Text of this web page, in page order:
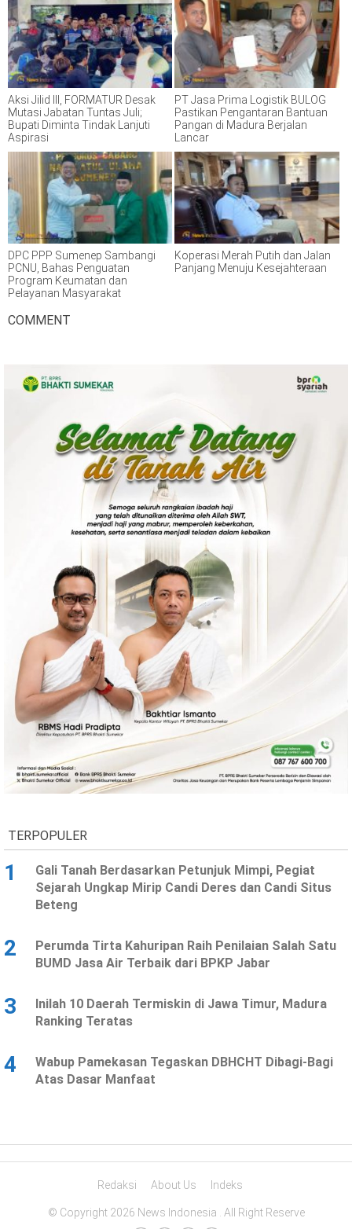
Aksi Jilid III, FORMATUR Desak
Mutasi Jabatan Tuntas Juli;
Bupati Diminta Tindak Lanjuti
Aspirasi
PT Jasa Prima Logistik BULOG
Pastikan Pengantaran Bantuan
Pangan di Madura Berjalan
Lancar
DPC PPP Sumenep Sambangi
PCNU, Bahas Penguatan
Program Keumatan dan
Pelayanan Masyarakat
Koperasi Merah Putih dan Jalan
Panjang Menuju Kesejahteraan
COMMENT
TERPOPULER
1
Gali Tanah Berdasarkan Petunjuk Mimpi, Pegiat
Sejarah Ungkap Mirip Candi Deres dan Candi Situs
Beteng
2
Perumda Tirta Kahuripan Raih Penilaian Salah Satu
BUMD Jasa Air Terbaik dari BPKP Jabar
3
Inilah 10 Daerah Termiskin di Jawa Timur, Madura
Ranking Teratas
4
Wabup Pamekasan Tegaskan DBHCHT Dibagi-Bagi
Atas Dasar Manfaat
Redaksi About Us Indeks
© Copyright 2026 News Indonesia . All Right Reserve